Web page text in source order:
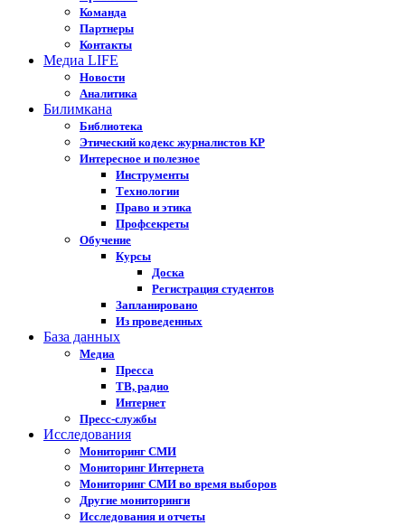
Команда
Партнеры
Контакты
Медиа LIFE
Новости
Аналитика
Билимкана
Библиотека
Этический кодекс журналистов КР
Интересное и полезное
Инструменты
Технологии
Право и этика
Профсекреты
Обучение
Курсы
Доска
Регистрация студентов
Запланировано
Из проведенных
База данных
Медиа
Пресса
ТВ, радио
Интернет
Пресс-службы
Исследования
Мониторинг СМИ
Мониторинг Интернета
Мониторинг СМИ во время выборов
Другие мониторинги
Исследования и отчеты